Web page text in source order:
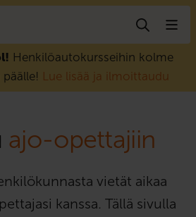
Henkilöautokursseihin kolme
Lue lisää ja ilmoittaudu
ajo-opettajiin
vietät aikaa
kanssa. Tällä sivulla